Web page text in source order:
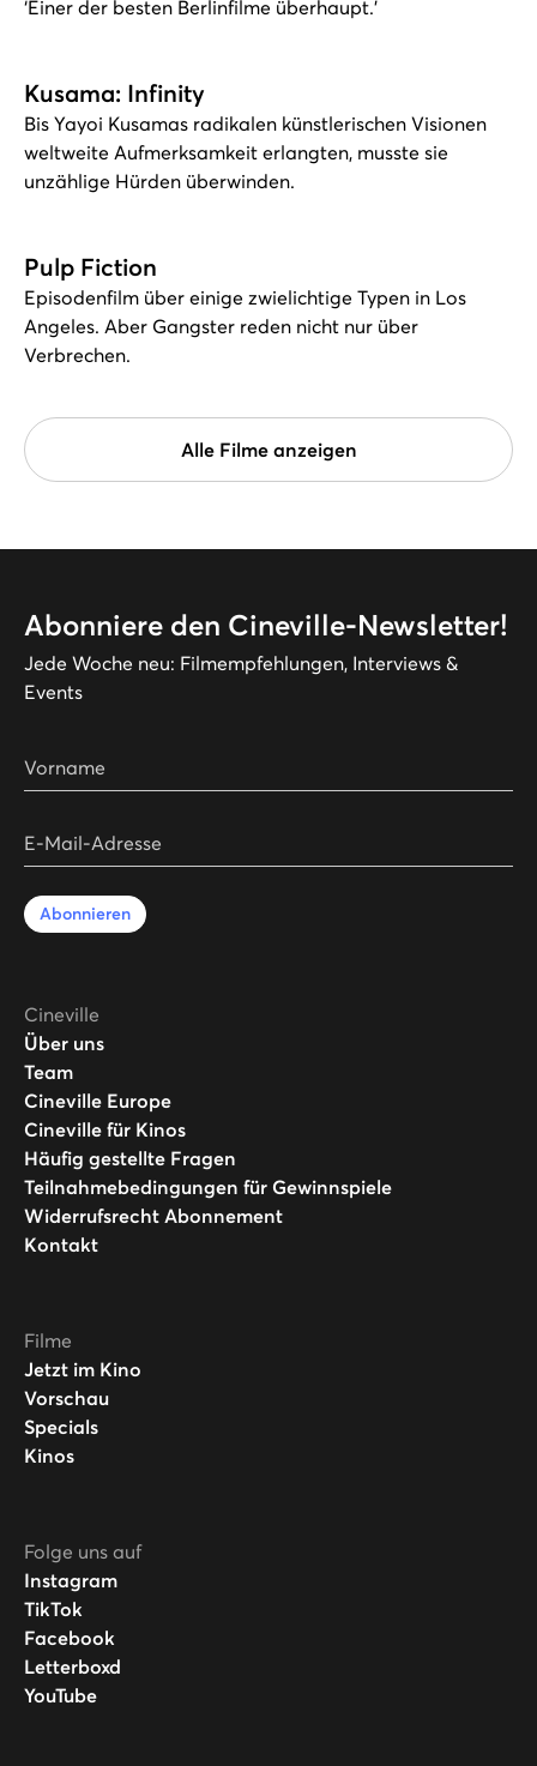
‘Einer der besten Berlinfilme überhaupt.’
Kusama: Infinity
Bis Yayoi Kusamas radikalen künstlerischen Visionen
weltweite Aufmerksamkeit erlangten, musste sie
unzählige Hürden überwinden.
Pulp Fiction
Episodenfilm über einige zwielichtige Typen in Los
Angeles. Aber Gangster reden nicht nur über
Verbrechen.
Alle Filme anzeigen
Abonniere den Cineville-Newsletter!
Jede Woche neu: Filmempfehlungen, Interviews &
Events
Vorname
E-Mail-Adresse
Abonnieren
Cineville
Über uns
Team
Cineville Europe
Cineville für Kinos
Häufig gestellte Fragen
Teilnahmebedingungen für Gewinnspiele
Widerrufsrecht Abonnement
Kontakt
Filme
Jetzt im Kino
Vorschau
Specials
Kinos
Folge uns auf
Instagram
TikTok
Facebook
Letterboxd
YouTube